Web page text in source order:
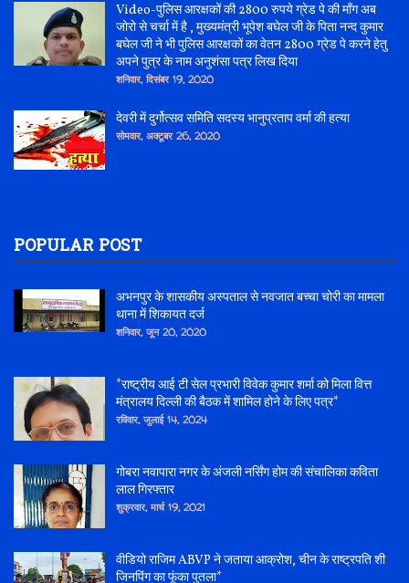
Video-पुलिस आरक्षकों की 2800 रुपये ग्रेड पे की माँग अब
जोरो से चर्चा में है , मुख्यमंत्री भूपेश बघेल जी के पिता नन्द कुमार
बघेल जी ने भी पुलिस आरक्षकों का वेतन 2800 ग्रेड पे करने हेतु
अपने पुत्र के नाम अनुशंसा पत्र लिख दिया
शनिवार, दिसंबर 19, 2020
देवरी में दुर्गोत्सव समिति सदस्य भानुप्रताप वर्मा की हत्या
सोमवार, अक्टूबर 26, 2020
POPULAR POST
अभनपुर के शासकीय अस्पताल से नवजात बच्चा चोरी का मामला
थाना में शिकायत दर्ज
शनिवार, जून 20, 2020
*राष्ट्रीय आई टी सेल प्रभारी विवेक कुमार शर्मा को मिला वित्त
मंत्रालय दिल्ली की बैठक में शामिल होने के लिए पत्र*
रविवार, जुलाई 14, 2024
गोबरा नवापारा नगर के अंजली नर्सिंग होम की संचालिका कविता
लाल गिरफ्तार
शुक्रवार, मार्च 19, 2021
वीडियो राजिम ABVP ने जताया आक्रोश, चीन के राष्ट्रपति शी
जिनपिंग का फूंका पुतला*